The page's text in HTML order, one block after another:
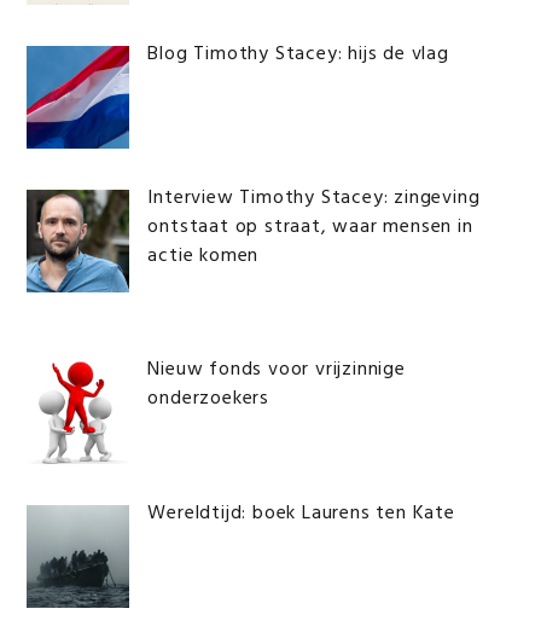
Blog Timothy Stacey: hijs de vlag
Interview Timothy Stacey: zingeving
ontstaat op straat, waar mensen in
actie komen
Nieuw fonds voor vrijzinnige
onderzoekers
Wereldtijd: boek Laurens ten Kate